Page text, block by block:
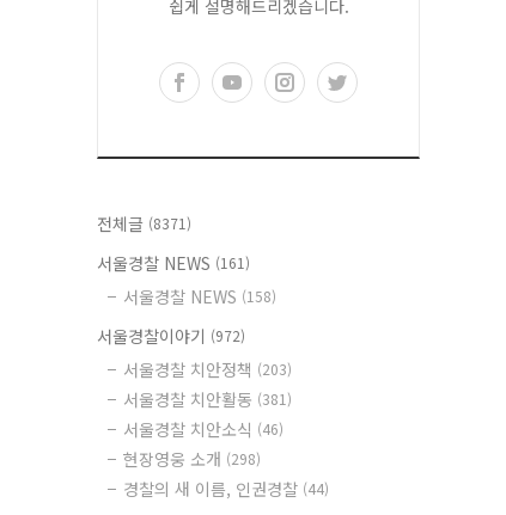
쉽게 설명해드리겠습니다.
전체글 (8371)
서울경찰 NEWS (161)
서울경찰 NEWS (158)
서울경찰이야기 (972)
서울경찰 치안정책 (203)
서울경찰 치안활동 (381)
서울경찰 치안소식 (46)
현장영웅 소개 (298)
경찰의 새 이름, 인권경찰 (44)